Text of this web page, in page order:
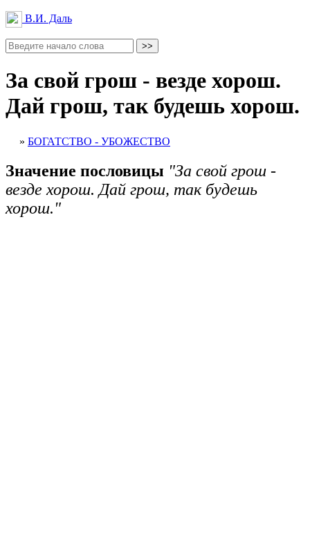
В.И. Даль
За свой грош - везде хорош.
Дай грош, так будешь хорош.
» БОГАТСТВО - УБОЖЕСТВО
Значение пословицы "За свой грош -
везде хорош. Дай грош, так будешь
хорош."